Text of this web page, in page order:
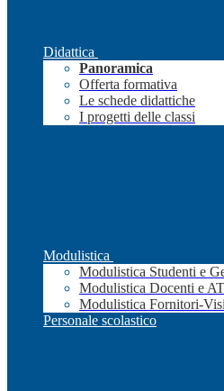
Didattica
Panoramica
Offerta formativa
Le schede didattiche
I progetti delle classi
Modulistica
Modulistica Studenti e
Modulistica Docenti e
Modulistica Fornitori-
Personale scolastico